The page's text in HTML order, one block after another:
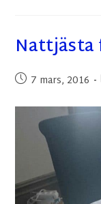
Nattjästa
7 mars, 2016